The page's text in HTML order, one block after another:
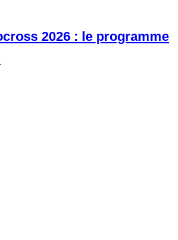
2026 : le programme